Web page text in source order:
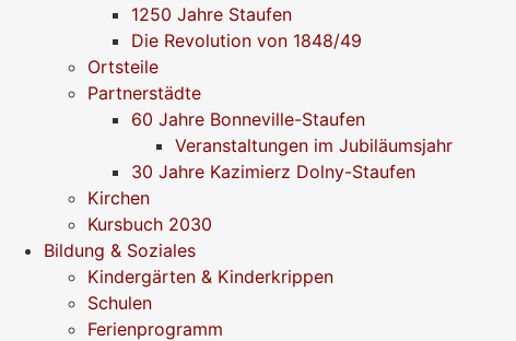
1250 Jahre Staufen
Die Revolution von 1848/49
Ortsteile
Partnerstädte
60 Jahre Bonneville-Staufen
Veranstaltungen im Jubiläumsjahr
30 Jahre Kazimierz Dolny-Staufen
Kirchen
Kursbuch 2030
Bildung & Soziales
Kindergärten & Kinderkrippen
Schulen
Ferienprogramm